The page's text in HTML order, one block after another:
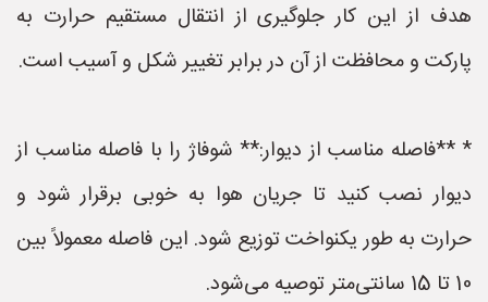
هدف از این کار جلوگیری از انتقال مستقیم حرارت به
پارکت و محافظت از آن در برابر تغییر شکل و آسیب است.
* **فاصله مناسب از دیوار:** شوفاژ را با فاصله مناسب از
دیوار نصب کنید تا جریان هوا به خوبی برقرار شود و
حرارت به طور یکنواخت توزیع شود. این فاصله معمولاً بین
10 تا 15 سانتی‌متر توصیه می‌شود.